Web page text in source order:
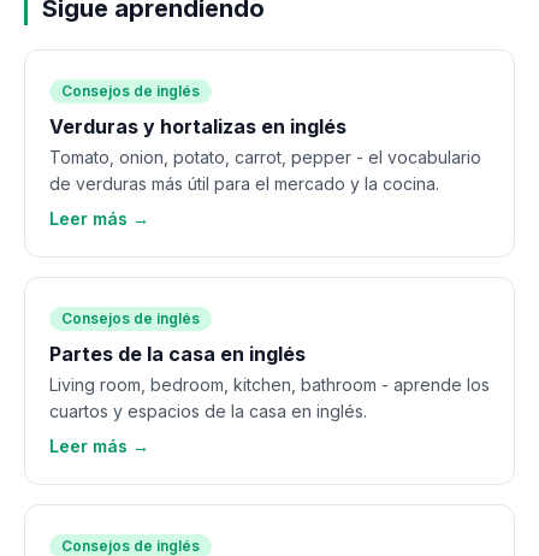
Sigue aprendiendo
Consejos de inglés
Verduras y hortalizas en inglés
Tomato, onion, potato, carrot, pepper - el vocabulario
de verduras más útil para el mercado y la cocina.
Leer más →
Consejos de inglés
Partes de la casa en inglés
Living room, bedroom, kitchen, bathroom - aprende los
cuartos y espacios de la casa en inglés.
Leer más →
Consejos de inglés